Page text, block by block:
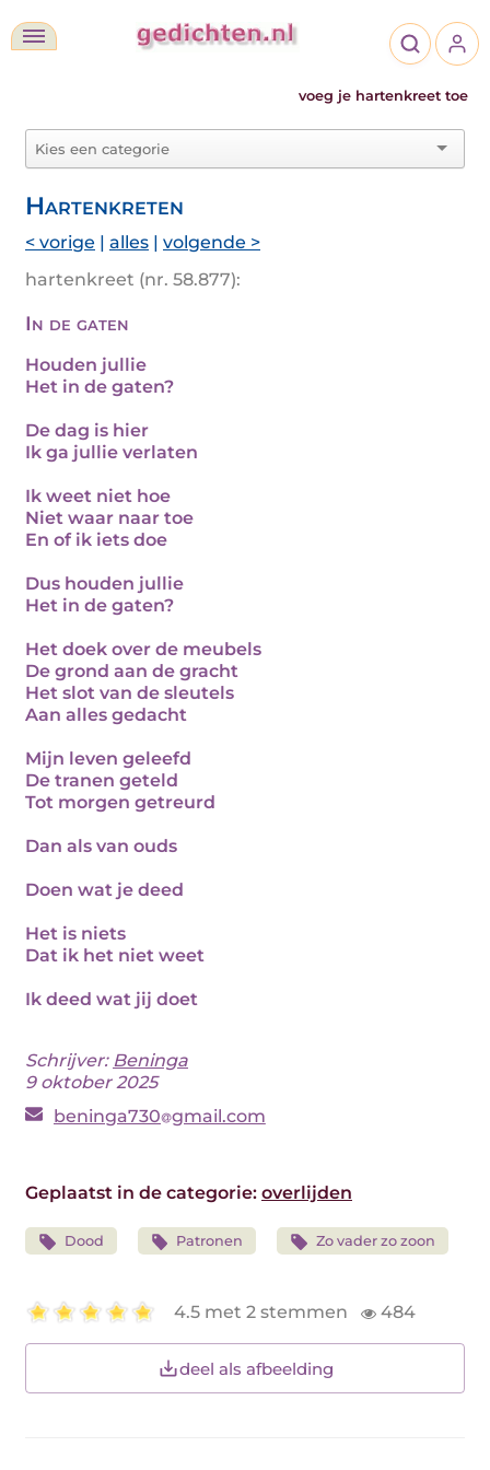
voeg je hartenkreet toe
Hartenkreten
< vorige | alles | volgende >
hartenkreet (nr. 58.877):
In de gaten
Houden jullie
Het in de gaten?
De dag is hier
Ik ga jullie verlaten
Ik weet niet hoe
Niet waar naar toe
En of ik iets doe
Dus houden jullie
Het in de gaten?
Het doek over de meubels
De grond aan de gracht
Het slot van de sleutels
Aan alles gedacht
Mijn leven geleefd
De tranen geteld
Tot morgen getreurd
Dan als van ouds
Doen wat je deed
Het is niets
Dat ik het niet weet
Ik deed wat jij doet
Schrijver: Beninga
9 oktober 2025
beninga730 gmail.com
Geplaatst in de categorie: overlijden
Dood Patronen Zo vader zo zoon
4.5 met 2 stemmen 484
deel als afbeelding